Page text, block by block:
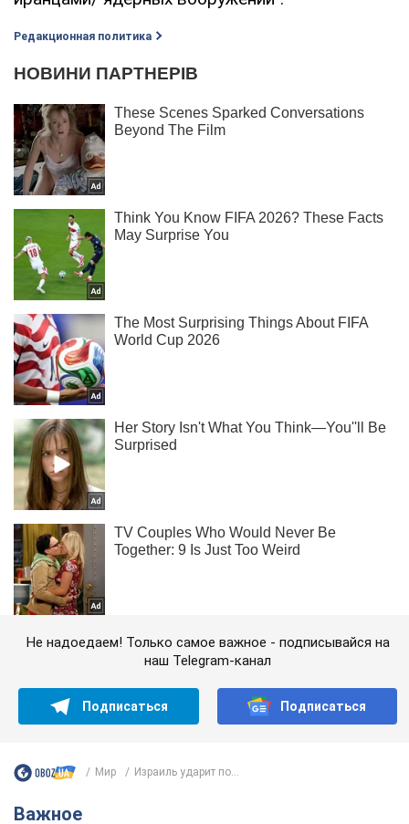
Редакционная политика
Не надоедаем! Только самое важное - подписывайся на
наш Telegram-канал
Подписаться Подписаться
Мир Израиль ударит по...
Важное